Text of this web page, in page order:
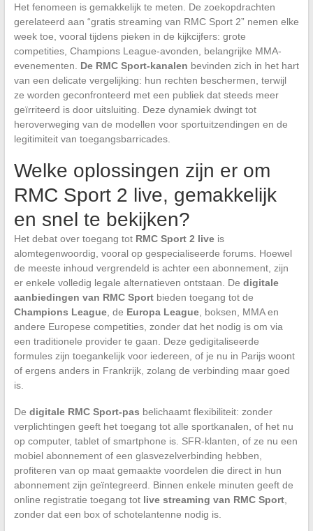
Het fenomeen is gemakkelijk te meten. De zoekopdrachten
gerelateerd aan “gratis streaming van RMC Sport 2” nemen elke
week toe, vooral tijdens pieken in de kijkcijfers: grote
competities, Champions League-avonden, belangrijke MMA-
evenementen. De RMC Sport-kanalen bevinden zich in het hart
van een delicate vergelijking: hun rechten beschermen, terwijl
ze worden geconfronteerd met een publiek dat steeds meer
geïrriteerd is door uitsluiting. Deze dynamiek dwingt tot
heroverweging van de modellen voor sportuitzendingen en de
legitimiteit van toegangsbarricades.
Welke oplossingen zijn er om
RMC Sport 2 live, gemakkelijk
en snel te bekijken?
Het debat over toegang tot RMC Sport 2 liveis
alomtegenwoordig, vooral op gespecialiseerde forums. Hoewel
de meeste inhoud vergrendeld is achter een abonnement, zijn
er enkele volledig legale alternatieven ontstaan. De digitale
aanbiedingen van RMC Sportbieden toegang tot de
Champions League, de Europa League, boksen, MMA en
andere Europese competities, zonder dat het nodig is om via
een traditionele provider te gaan. Deze gedigitaliseerde
formules zijn toegankelijk voor iedereen, of je nu in Parijs woont
of ergens anders in Frankrijk, zolang de verbinding maar goed
is.
De digitale RMC Sport-pas belichaamt flexibiliteit: zonder
verplichtingen geeft het toegang tot alle sportkanalen, of het nu
op computer, tablet of smartphone is. SFR-klanten, of ze nu een
mobiel abonnement of een glasvezelverbinding hebben,
profiteren van op maat gemaakte voordelen die direct in hun
abonnement zijn geïntegreerd. Binnen enkele minuten geeft de
online registratie toegang tot live streaming van RMC Sport,
zonder dat een box of schotelantenne nodig is.